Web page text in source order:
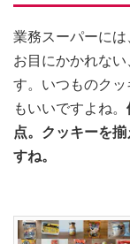
業務スーパーに
お目にかかれな
す。いつものク
もいいですよね。
点。クッキーを
すね。